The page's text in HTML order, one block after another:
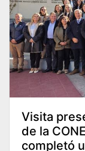
Visita
de la
completó